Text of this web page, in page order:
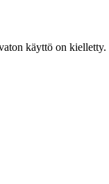
käyttö on kielletty.